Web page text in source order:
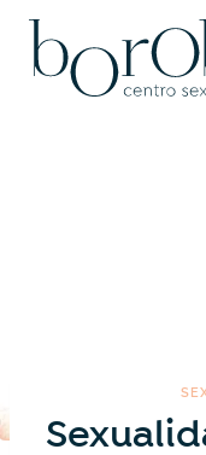
Saltar
contenido